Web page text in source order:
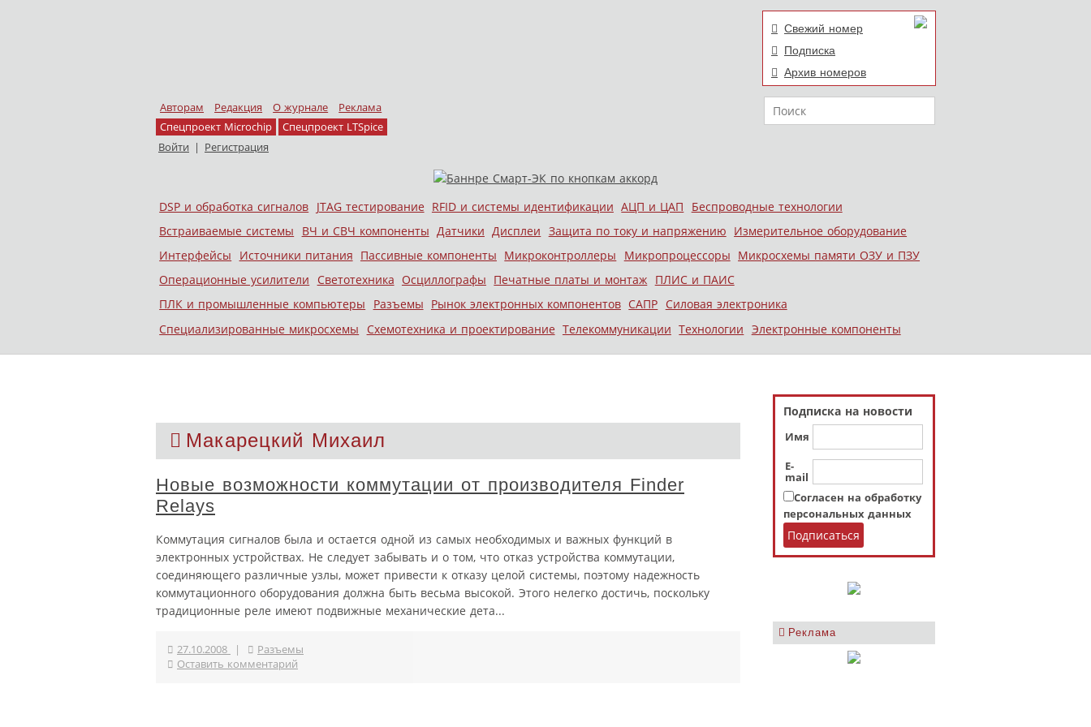
Авторам Редакция О журнале
Реклама
Спецпроект Microchip
Спецпроект LTSpice
Войти | Регистрация
Свежий номер
Подписка
Архив номеров
Поиск
Меню
Skip to content
DSP и обработка сигналов JTAG тестирование RFID и системы идентификации АЦП и ЦАП
Беспроводные технологии
Встраиваемые системы
ВЧ и СВЧ компоненты Датчики Дисплеи Защита по току и напряжению Измерительное оборудование
Интерфейсы
Источники питания Пассивные компоненты Микроконтроллеры Микропроцессоры Микросхемы памяти ОЗУ и ПЗУ
Операционные усилители
Светотехника Осциллографы Печатные платы и монтаж ПЛИС и ПАИС
ПЛК и промышленные компьютеры
Разъемы Рынок электронных компонентов САПР Силовая электроника
Специализированные микросхемы
Схемотехника и проектирование Телекоммуникации Технологии Электронные компоненты
Подписка на новости
Имя
E-
mail
Согласен на обработку
персональных данных
Реклама
Макарецкий Михаил
Новые возможности коммутации от производителя Finder
Relays
Коммутация сигналов была и остается одной из самых необходимых и важных функций в
электронных устройствах. Не следует забывать и о том, что отказ устройства коммутации,
соединяющего различные узлы, может привести к отказу целой системы, поэтому надежность
коммутационного оборудования должна быть весьма высокой. Этого нелегко достичь, поскольку
традиционные реле имеют подвижные механические дета...
27.10.2008 |
Разъемы
Оставить комментарий